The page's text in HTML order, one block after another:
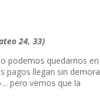
24, 33)
podemos quedarnos en
pagos llegan sin demora
pero vemos que la